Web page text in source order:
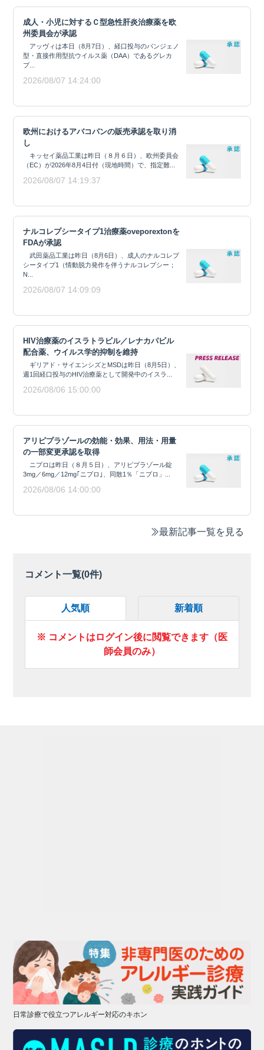
成人・小児に対するＣ型急性肝炎治療薬を欧
州委員会が承認
アッヴィは本日（8月7日）、経口投与のパンジェノ
型・直接作用型抗ウイルス薬（DAA）であるグレカ
プ...
2026/08/07 14:24:00
欧州におけるアバコパンの販売承認を取り消
し
キッセイ薬品工業は昨日（８月６日）、欧州委員会
（EC）が2026年8月4日付（現地時間）で、指定難...
2026/08/07 14:19:37
ナルコレプシータイプ1治療薬oveporextonを
FDAが承認
武田薬品工業は昨日（8月6日）、成人のナルコレプ
シータイプ1（情動脱力発作を伴うナルコレプシー；
N...
2026/08/07 14:09:09
HIV治療薬のイスラトラビル／レナカパビル
配合薬、ウイルス学的抑制を維持
ギリアド・サイエンシズとMSDは昨日（8月5日）、
週1回経口投与のHIV治療薬として開発中のイスラ...
2026/08/06 15:00:00
アリピプラゾールの効能・効果、用法・用量
の一部変更承認を取得
ニプロは昨日（８月５日）、アリピプラゾール錠
3mg／6mg／12mg｢ニプロ｣、同散1％「ニプロ」...
2026/08/06 14:00:00
最新記事一覧を見る
コメント一覧(0件)
人気順 新着順
※ コメントはログイン後に閲覧できます（医
師会員のみ）
日常診療で役立つアレルギー対応のキホン